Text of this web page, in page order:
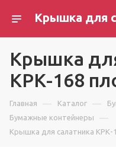
Крышка
КРК-168
Главная — Каталог —
Бумажные контейнеры —
Крышка для салатника КРК-